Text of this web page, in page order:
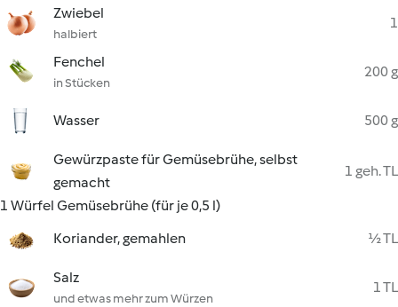
Zwiebel
halbiert
1
Fenchel
in Stücken
200 g
Wasser 500 g
Gewürzpaste für Gemüsebrühe, selbst
gemacht
1 geh. TL
1 Würfel Gemüsebrühe (für je 0,5 l)
Koriander, gemahlen
½ TL
Salz
und etwas mehr zum Würzen
1 TL